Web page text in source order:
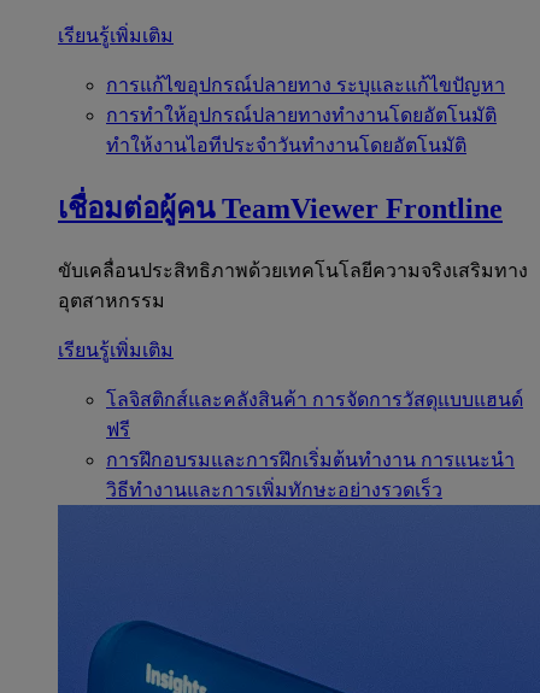
เรียนรู้เพิ่มเติม
การแก้ไขอุปกรณ์ปลายทาง ระบุและแก้ไขปัญหา
การทำให้อุปกรณ์ปลายทางทำงานโดยอัตโนมัติ
ทำให้งานไอทีประจำวันทำงานโดยอัตโนมัติ
เชื่อมต่อผู้คน TeamViewer Frontline
ขับเคลื่อนประสิทธิภาพด้วยเทคโนโลยีความจริงเสริมทาง
อุตสาหกรรม
เรียนรู้เพิ่มเติม
โลจิสติกส์และคลังสินค้า การจัดการวัสดุแบบแฮนด์
ฟรี
การฝึกอบรมและการฝึกเริ่มต้นทำงาน การแนะนำ
วิธีทำงานและการเพิ่มทักษะอย่างรวดเร็ว